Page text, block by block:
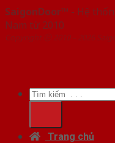
SaigonDoor™ - Hệ
Nam từ 2010
Copyright ⓒ 2010 – 2026
Tìm
kiếm:
Trang chủ